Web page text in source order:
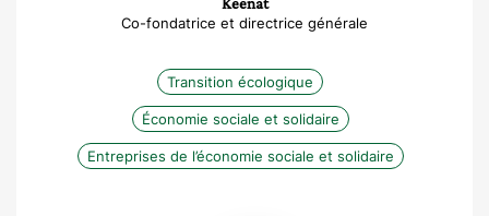
Co-fondatrice et directrice générale
Transition écologique
Économie sociale et solidaire
Entreprises de l’économie sociale et solidaire